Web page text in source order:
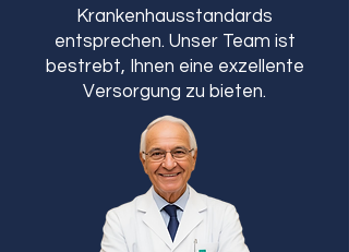
Krankenhausstandards
entsprechen. Unser Team ist
bestrebt, Ihnen eine exzellente
Versorgung zu bieten.